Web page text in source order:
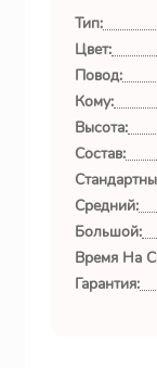
Тип:
Цвет:
Повод:
Кому:
Высота:
Состав:
Средний:
Большой:
Время На
Гарантия: